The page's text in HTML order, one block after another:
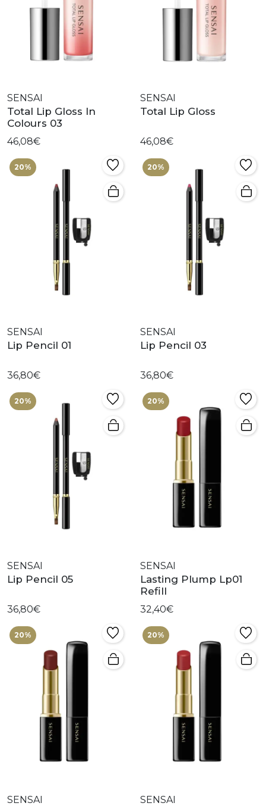
SENSAI
Total Lip Gloss In
Colours 03
46,08€
SENSAI
Total Lip Gloss
46,08€
20%
SENSAI
Lip Pencil 01
36,80€
20%
SENSAI
Lip Pencil 03
36,80€
20%
SENSAI
Lip Pencil 05
36,80€
20%
SENSAI
Lasting Plump Lp01
Refill
32,40€
20%
SENSAI
20%
SENSAI